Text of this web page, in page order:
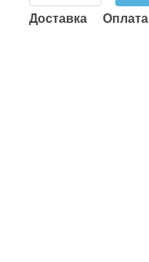
Доставка Оплата